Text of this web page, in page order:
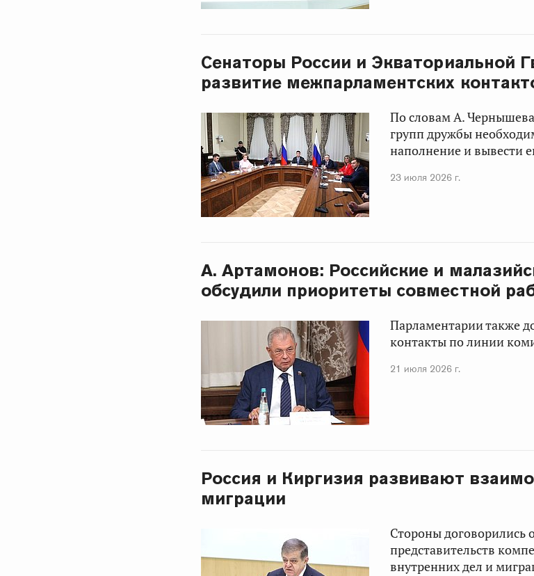
Сенаторы России и Экваториальной
развитие межпарламентских
По словам А.
групп дружбы
наполнение и вывести
23 июля 2026 г.
А. Артамонов: Российские и
обсудили приоритеты совместной
Парламентарии также
контакты по линии
21 июля 2026 г.
Россия и Киргизия развивают
миграции
Стороны договорились
представительств
внутренних дел и